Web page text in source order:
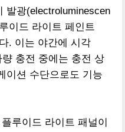
발광(electroluminescen
이드 라이트 페인트
. 이는 야간에 시각
충전 중에는 충전 상
이션 수단으로도 기능
루이드 라이트 패널이